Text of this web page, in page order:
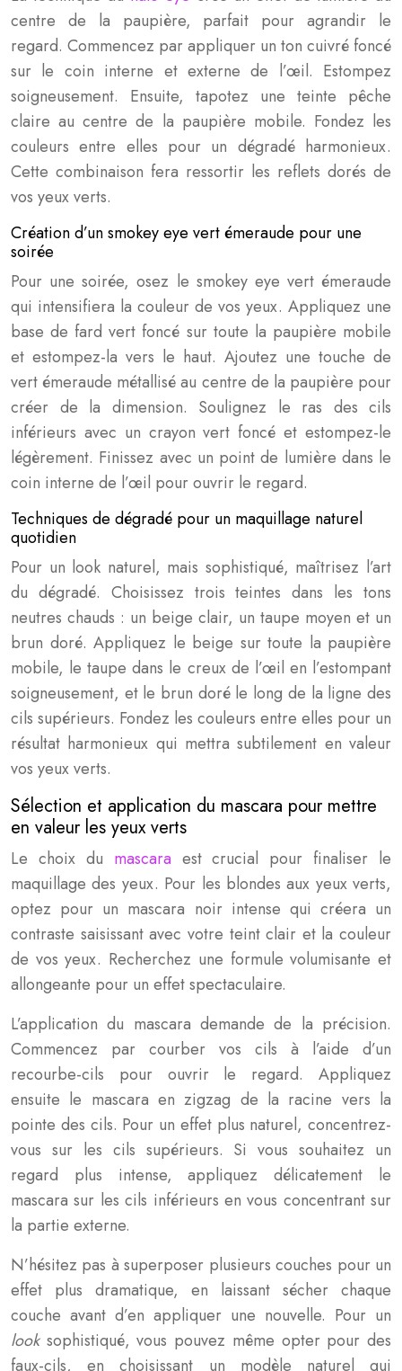
centre de la paupière, parfait pour agrandir le
regard. Commencez par appliquer un ton cuivré foncé
sur le coin interne et externe de l’œil. Estompez
soigneusement. Ensuite, tapotez une teinte pêche
claire au centre de la paupière mobile. Fondez les
couleurs entre elles pour un dégradé harmonieux.
Cette combinaison fera ressortir les reflets dorés de
vos yeux verts.
Création d’un smokey eye vert émeraude pour une
soirée
Pour une soirée, osez le smokey eye vert émeraude
qui intensifiera la couleur de vos yeux. Appliquez une
base de fard vert foncé sur toute la paupière mobile
et estompez-la vers le haut. Ajoutez une touche de
vert émeraude métallisé au centre de la paupière pour
créer de la dimension. Soulignez le ras des cils
inférieurs avec un crayon vert foncé et estompez-le
légèrement. Finissez avec un point de lumière dans le
coin interne de l’œil pour ouvrir le regard.
Techniques de dégradé pour un maquillage naturel
quotidien
Pour un look naturel, mais sophistiqué, maîtrisez l’art
du dégradé. Choisissez trois teintes dans les tons
neutres chauds : un beige clair, un taupe moyen et un
brun doré. Appliquez le beige sur toute la paupière
mobile, le taupe dans le creux de l’œil en l’estompant
soigneusement, et le brun doré le long de la ligne des
cils supérieurs. Fondez les couleurs entre elles pour un
résultat harmonieux qui mettra subtilement en valeur
vos yeux verts.
Sélection et application du mascara pour mettre
en valeur les yeux verts
Le choix du mascara est crucial pour finaliser le
maquillage des yeux. Pour les blondes aux yeux verts,
optez pour un mascara noir intense qui créera un
contraste saisissant avec votre teint clair et la couleur
de vos yeux. Recherchez une formule volumisante et
allongeante pour un effet spectaculaire.
L’application du mascara demande de la précision.
Commencez par courber vos cils à l’aide d’un
recourbe-cils pour ouvrir le regard. Appliquez
ensuite le mascara en zigzag de la racine vers la
pointe des cils. Pour un effet plus naturel, concentrez-
vous sur les cils supérieurs. Si vous souhaitez un
regard plus intense, appliquez délicatement le
mascara sur les cils inférieurs en vous concentrant sur
la partie externe.
N’hésitez pas à superposer plusieurs couches pour un
effet plus dramatique, en laissant sécher chaque
couche avant d’en appliquer une nouvelle. Pour un
looksophistiqué, vous pouvez même opter pour des
faux-cils, en choisissant un modèle naturel qui